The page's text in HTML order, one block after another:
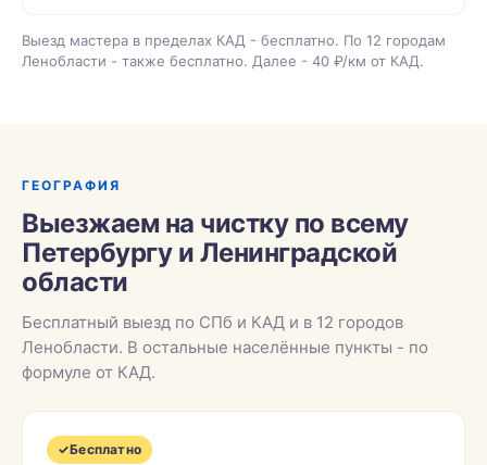
Выезд мастера в пределах КАД - бесплатно. По 12 городам
Ленобласти - также бесплатно. Далее - 40 ₽/км от КАД.
ГЕОГРАФИЯ
Выезжаем на чистку по всему
Петербургу и Ленинградской
области
Бесплатный выезд по СПб и КАД и в 12 городов
Ленобласти. В остальные населённые пункты - по
формуле от КАД.
✓Бесплатно